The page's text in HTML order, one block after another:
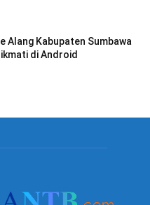
Alang Kabupaten Sumbawa
di Android